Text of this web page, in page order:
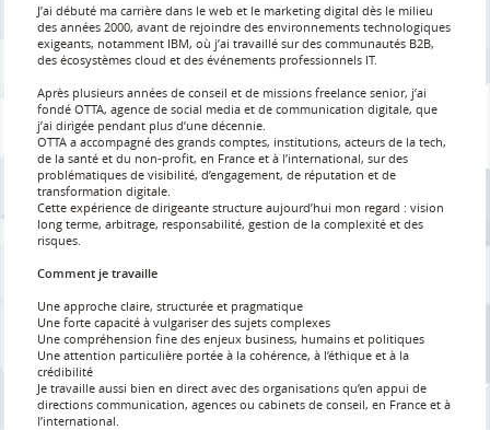
J’ai débuté ma carrière dans le web et le marketing digital dès le milieu
des années 2000, avant de rejoindre des environnements technologiques
exigeants, notamment IBM, où j’ai travaillé sur des communautés B2B,
des écosystèmes cloud et des événements professionnels IT.
Après plusieurs années de conseil et de missions freelance senior, j’ai
fondé OTTA, agence de social media et de communication digitale, que
j’ai dirigée pendant plus d’une décennie.
OTTA a accompagné des grands comptes, institutions, acteurs de la tech,
de la santé et du non-profit, en France et à l’international, sur des
problématiques de visibilité, d’engagement, de réputation et de
transformation digitale.
Cette expérience de dirigeante structure aujourd’hui mon regard : vision
long terme, arbitrage, responsabilité, gestion de la complexité et des
risques.
Comment je travaille
Une approche claire, structurée et pragmatique
Une forte capacité à vulgariser des sujets complexes
Une compréhension fine des enjeux business, humains et politiques
Une attention particulière portée à la cohérence, à l’éthique et à la
crédibilité
Je travaille aussi bien en direct avec des organisations qu’en appui de
directions communication, agences ou cabinets de conseil, en France et à
l’international.